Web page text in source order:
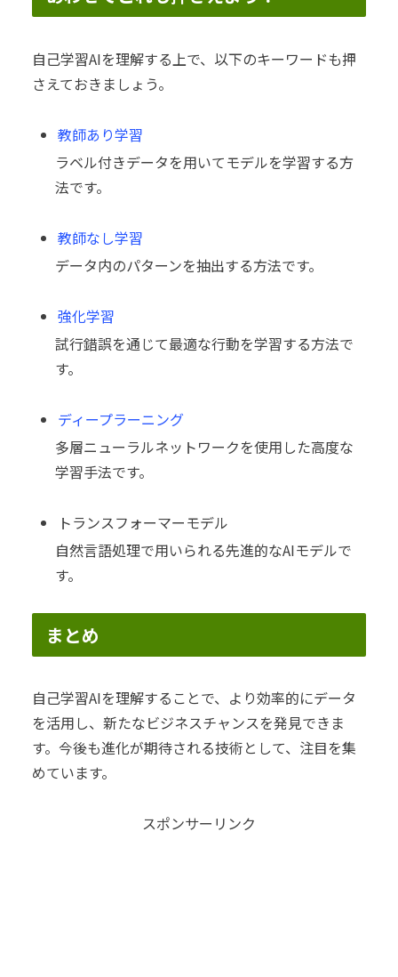
自己学習AIを理解する上で、以下のキーワードも押
さえておきましょう。
教師あり学習
ラベル付きデータを用いてモデルを学習する方
法です。
教師なし学習
データ内のパターンを抽出する方法です。
強化学習
試行錯誤を通じて最適な行動を学習する方法で
す。
ディープラーニング
多層ニューラルネットワークを使用した高度な
学習手法です。
トランスフォーマーモデル
自然言語処理で用いられる先進的なAIモデルで
す。
まとめ
自己学習AIを理解することで、より効率的にデータ
を活用し、新たなビジネスチャンスを発見できま
す。今後も進化が期待される技術として、注目を集
めています。
スポンサーリンク